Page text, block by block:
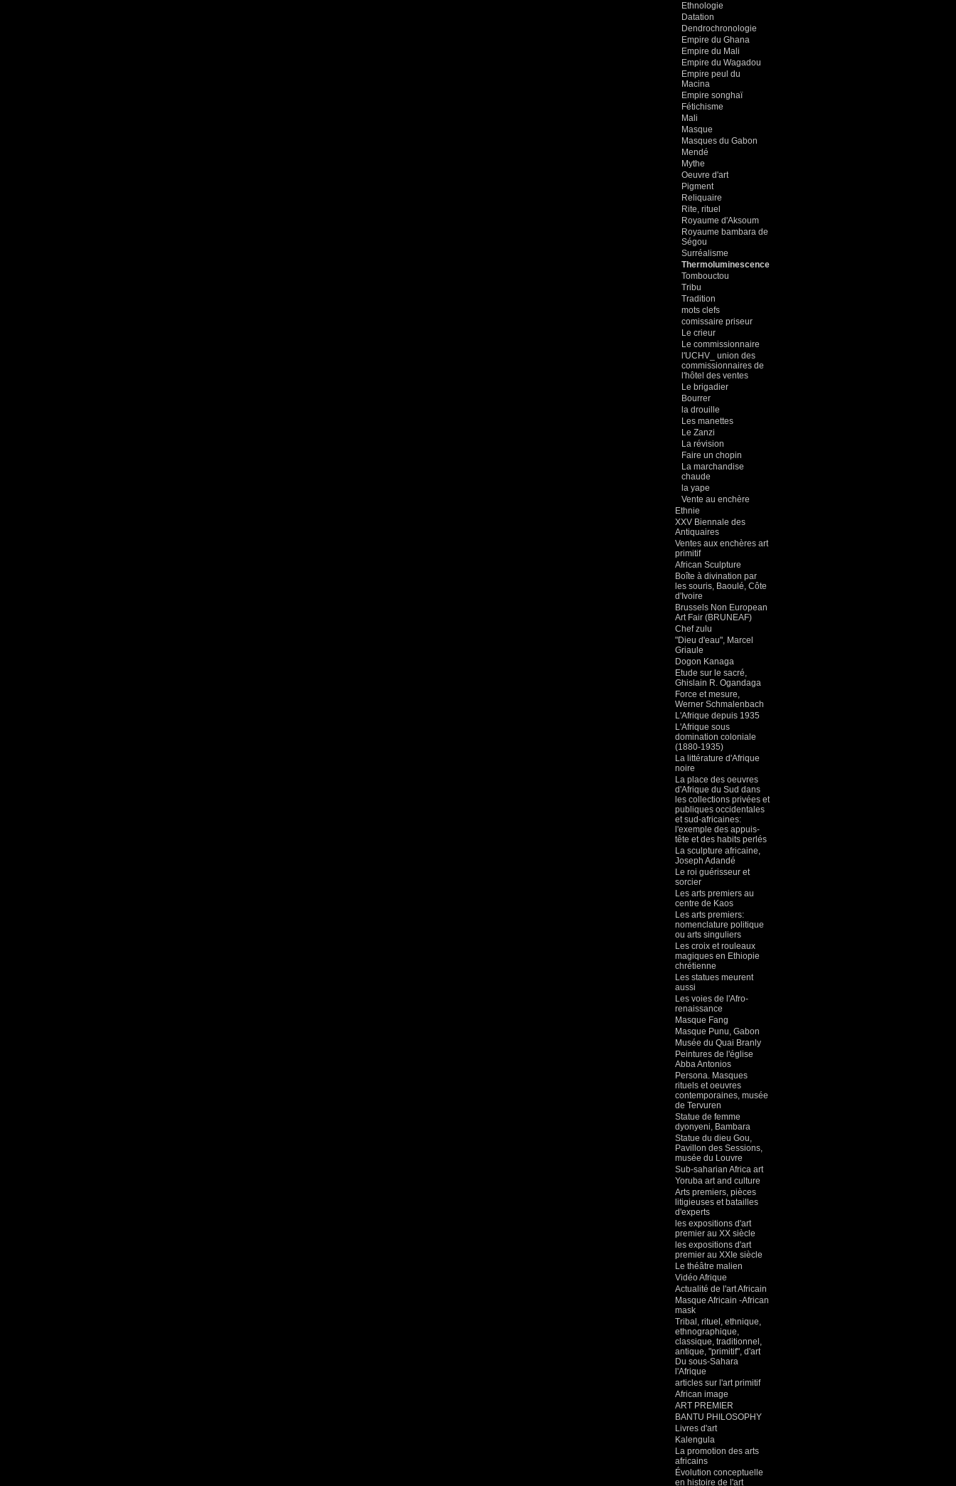
Ethnologie
Datation
Dendrochronologie
Empire du Ghana
Empire du Mali
Empire du Wagadou
Empire peul du
Macina
Empire songhaï
Fétichisme
Mali
Masque
Masques du Gabon
Mendé
Mythe
Oeuvre d'art
Pigment
Reliquaire
Rite, rituel
Royaume d'Aksoum
Royaume bambara de
Ségou
Surréalisme
Thermoluminescence
Tombouctou
Tribu
Tradition
mots clefs
comissaire priseur
Le crieur
Le commissionnaire
l'UCHV_ union des
commissionnaires de
l'hôtel des ventes
Le brigadier
Bourrer
la drouille
Les manettes
Le Zanzi
La révision
Faire un chopin
La marchandise
chaude
la yape
Vente au enchère
Ethnie
XXV Biennale des
Antiquaires
Ventes aux enchères art
primitif
African Sculpture
Boîte à divination par
les souris, Baoulé, Côte
d'Ivoire
Brussels Non European
Art Fair (BRUNEAF)
Chef zulu
"Dieu d'eau", Marcel
Griaule
Dogon Kanaga
Etude sur le sacré,
Ghislain R. Ogandaga
Force et mesure,
Werner Schmalenbach
L'Afrique depuis 1935
L'Afrique sous
domination coloniale
(1880-1935)
La littérature d'Afrique
noire
La place des oeuvres
d'Afrique du Sud dans
les collections privées et
publiques occidentales
et sud-africaines:
l'exemple des appuis-
tête et des habits perlés
La sculpture africaine,
Joseph Adandé
Le roi guérisseur et
sorcier
Les arts premiers au
centre de Kaos
Les arts premiers:
nomenclature politique
ou arts singuliers
Les croix et rouleaux
magiques en Ethiopie
chrétienne
Les statues meurent
aussi
Les voies de l'Afro-
renaissance
Masque Fang
Masque Punu, Gabon
Musée du Quai Branly
Peintures de l'église
Abba Antonios
Persona. Masques
rituels et oeuvres
contemporaines, musée
de Tervuren
Statue de femme
dyonyeni, Bambara
Statue du dieu Gou,
Pavillon des Sessions,
musée du Louvre
Sub-saharian Africa art
Yoruba art and culture
Arts premiers, pièces
litigieuses et batailles
d'experts
les expositions d'art
premier au XX siècle
les expositions d'art
premier au XXIe siècle
Le théâtre malien
Vidéo Afrique
Actualité de l'art Africain
Masque Africain -African
mask
Tribal, rituel, ethnique,
ethnographique,
classique, traditionnel,
antique, "primitif", d'art
Du sous-Sahara
l'Afrique
articles sur l'art primitif
African image
ART PREMIER
BANTU PHILOSOPHY
Livres d'art
Kalengula
La promotion des arts
africains
Évolution conceptuelle
en histoire de l'art